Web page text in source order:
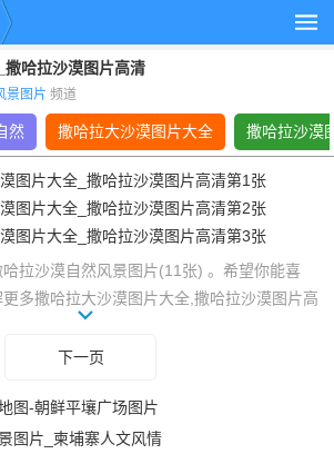
哈拉沙漠图片高清
景图片 频道
然 撒哈拉大沙漠图片大全 撒哈拉沙漠
拉沙漠自然风景图片(11张) 。希望你能喜
多撒哈拉大沙漠图片大全,撒哈拉沙漠图片高
风景图片大全大自然相关的风景图片，就上他
下一页
图-朝鲜平壤广场图片
图片_柬埔寨人文风情